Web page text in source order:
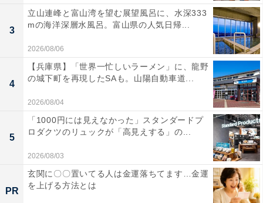
3
立山連峰と富山湾を望む展望風呂に、水深333
mの海洋深層水風呂。富山県の人気日帰...
2026/08/06
4
【兵庫県】「世界一忙しいラーメン」に、龍野
の城下町を再現したSAも。山陽自動車道...
2026/08/04
5
「1000円には見えなかった」スタンダードプ
ロダクツのリュックが「高見えする」の...
2026/08/03
PR
玄関に〇〇置いてる人は金運落ちてます…金運
を上げる方法とは